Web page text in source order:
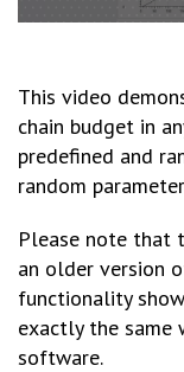
This video
chain budget in
predefined and
random
Please note that
an older version
functionality
exactly the
software.